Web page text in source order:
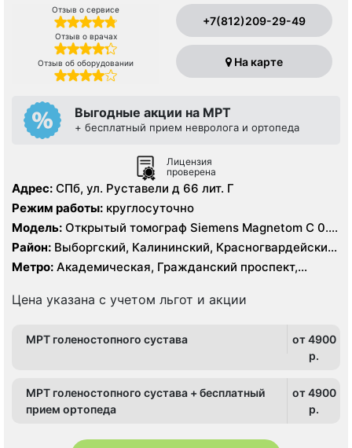
Отзыв о сервисе
Отзыв о врачах
Отзыв об оборудовании
+7(812)209-29-49
На карте
Выгодные акции на МРТ
+ бесплатный прием невролога и ортопеда
Лицензия
проверена
Адрес: СПб, ул. Руставели д 66 лит. Г
Режим работы: круглосуточно
Модель: Открытый томограф Siemens Magnetom C 0.4
Тесла, УЗИ
Район: Выборгский, Калининский, Красногвардейский,
Кронштадтский, Курортный, Ленинградская область
Метро: Академическая, Гражданский проспект,
Политехническая, Проспект Просвещения
Цена указана с учетом льгот и акции
МРТ голеностопного сустава
от 4900
p.
МРТ голеностопного сустава + бесплатный
прием ортопеда
от 4900
p.